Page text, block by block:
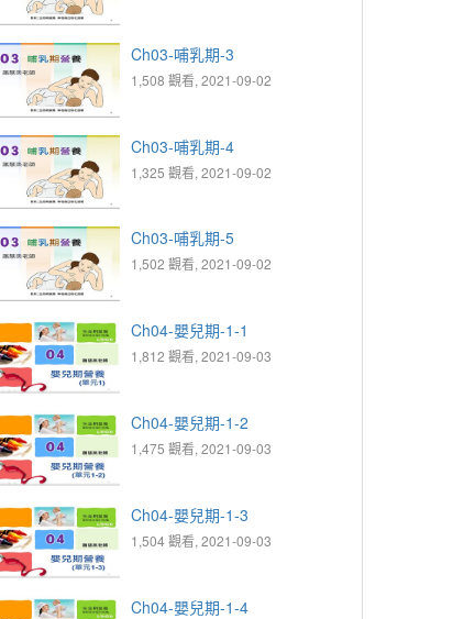
Ch03-哺乳期-3
1,508 觀看, 2021-09-02
Ch03-哺乳期-4
1,325 觀看, 2021-09-02
Ch03-哺乳期-5
1,502 觀看, 2021-09-02
Ch04-嬰兒期-1-1
1,812 觀看, 2021-09-03
Ch04-嬰兒期-1-2
1,475 觀看, 2021-09-03
Ch04-嬰兒期-1-3
1,504 觀看, 2021-09-03
Ch04-嬰兒期-1-4